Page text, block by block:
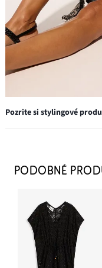
Pozrite si stylingové
Slamený klobúk
PODOBNÉ